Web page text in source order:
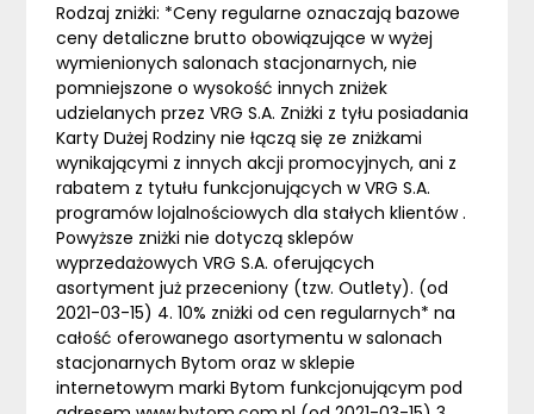
Rodzaj zniżki: *Ceny regularne oznaczają bazowe
ceny detaliczne brutto obowiązujące w wyżej
wymienionych salonach stacjonarnych, nie
pomniejszone o wysokość innych zniżek
udzielanych przez VRG S.A. Zniżki z tyłu posiadania
Karty Dużej Rodziny nie łączą się ze zniżkami
wynikającymi z innych akcji promocyjnych, ani z
rabatem z tytułu funkcjonujących w VRG S.A.
programów lojalnościowych dla stałych klientów .
Powyższe zniżki nie dotyczą sklepów
wyprzedażowych VRG S.A. oferujących
asortyment już przeceniony (tzw. Outlety). (od
2021-03-15) 4. 10% zniżki od cen regularnych* na
całość oferowanego asortymentu w salonach
stacjonarnych Bytom oraz w sklepie
internetowym marki Bytom funkcjonującym pod